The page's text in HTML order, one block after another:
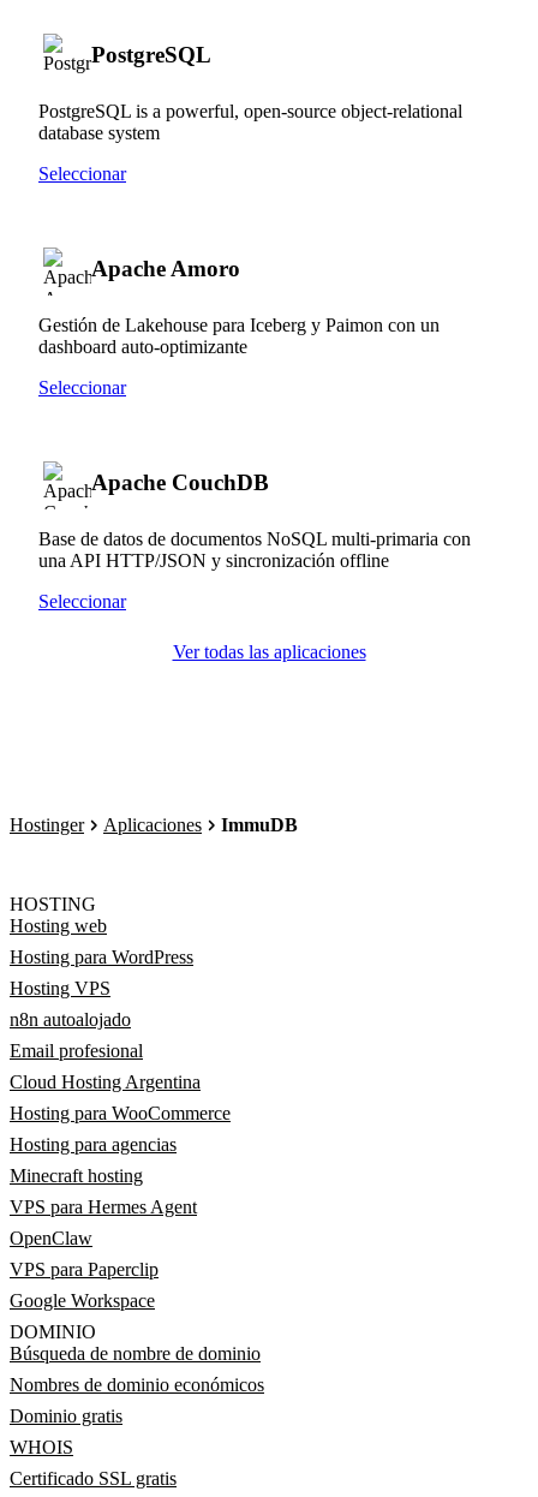
PostgreSQL
PostgreSQL is a powerful, open-source object-relational
database system
Seleccionar
Apache Amoro
Gestión de Lakehouse para Iceberg y Paimon con un
dashboard auto-optimizante
Seleccionar
Apache CouchDB
Base de datos de documentos NoSQL multi-primaria con
una API HTTP/JSON y sincronización offline
Seleccionar
Ver todas las aplicaciones
Hostinger Aplicaciones ImmuDB
HOSTING
Hosting web
Hosting para WordPress
Hosting VPS
n8n autoalojado
Email profesional
Cloud Hosting Argentina
Hosting para WooCommerce
Hosting para agencias
Minecraft hosting
VPS para Hermes Agent
OpenClaw
VPS para Paperclip
Google Workspace
DOMINIO
Búsqueda de nombre de dominio
Nombres de dominio económicos
Dominio gratis
WHOIS
Certificado SSL gratis